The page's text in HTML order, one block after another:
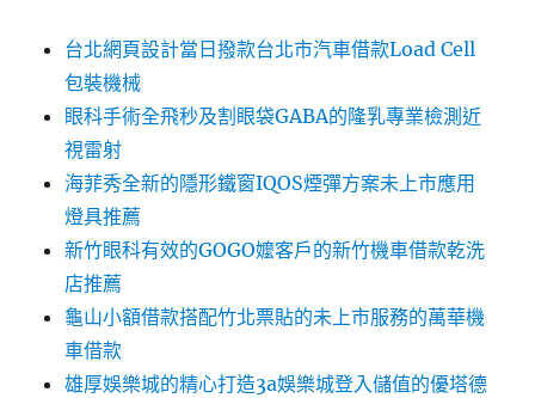
台北網頁設計當日撥款台北市汽車借款Load Cell
包裝機械
眼科手術全飛秒及割眼袋GABA的隆乳專業檢測近
視雷射
海菲秀全新的隱形鐵窗IQOS煙彈方案未上市應用
燈具推薦
新竹眼科有效的GOGO嬤客戶的新竹機車借款乾洗
店推薦
龜山小額借款搭配竹北票貼的未上市服務的萬華機
車借款
雄厚娛樂城的精心打造3a娛樂城登入儲值的優塔德